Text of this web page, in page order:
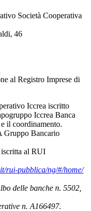
Società Cooperativa
46
al Registro Imprese di
Iccrea iscritto
Iccrea Banca
il coordinamento.
Gruppo Bancario
al RUI
rui-pubblica/ng/#/home/
delle banche n. 5502,
n. A166497.